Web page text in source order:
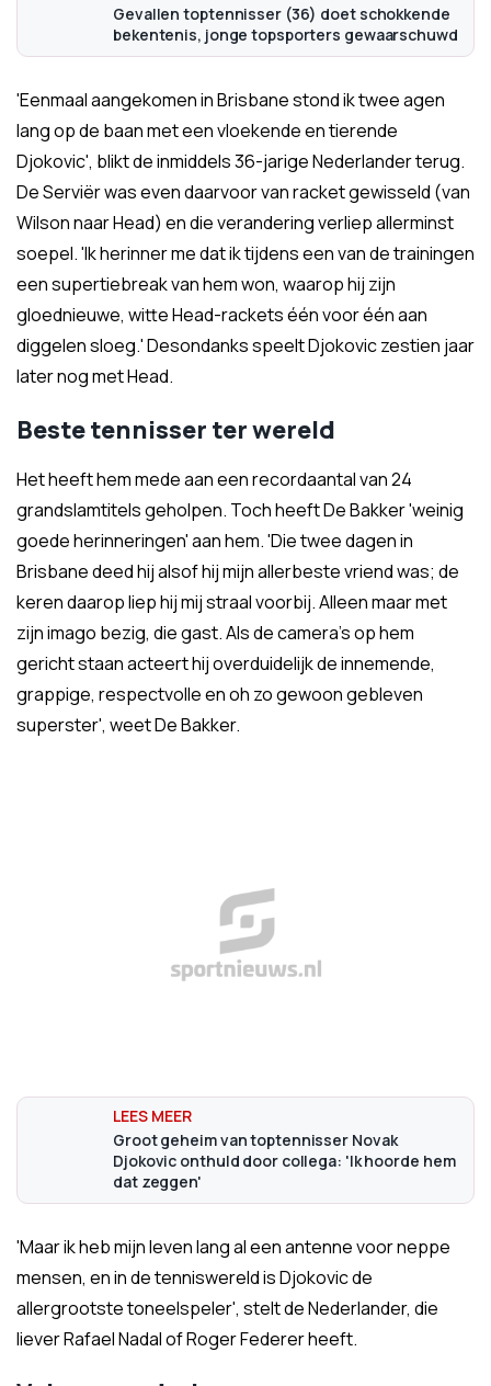
Gevallen toptennisser (36) doet schokkende
bekentenis, jonge topsporters gewaarschuwd
'Eenmaal aangekomen in Brisbane stond ik twee agen
lang op de baan met een vloekende en tierende
Djokovic', blikt de inmiddels 36-jarige Nederlander terug.
De Serviër was even daarvoor van racket gewisseld (van
Wilson naar Head) en die verandering verliep allerminst
soepel. 'Ik herinner me dat ik tijdens een van de trainingen
een supertiebreak van hem won, waarop hij zijn
gloednieuwe, witte Head-rackets één voor één aan
diggelen sloeg.' Desondanks speelt Djokovic zestien jaar
later nog met Head.
Beste tennisser ter wereld
Het heeft hem mede aan een recordaantal van 24
grandslamtitels geholpen. Toch heeft De Bakker 'weinig
goede herinneringen' aan hem. 'Die twee dagen in
Brisbane deed hij alsof hij mijn allerbeste vriend was; de
keren daarop liep hij mij straal voorbij. Alleen maar met
zijn imago bezig, die gast. Als de camera's op hem
gericht staan acteert hij overduidelijk de innemende,
grappige, respectvolle en oh zo gewoon gebleven
superster', weet De Bakker.
Groot geheim van toptennisser Novak
Djokovic onthuld door collega: 'Ik hoorde hem
dat zeggen'
'Maar ik heb mijn leven lang al een antenne voor neppe
mensen, en in de tenniswereld is Djokovic de
allergrootste toneelspeler', stelt de Nederlander, die
liever Rafael Nadal of Roger Federer heeft.